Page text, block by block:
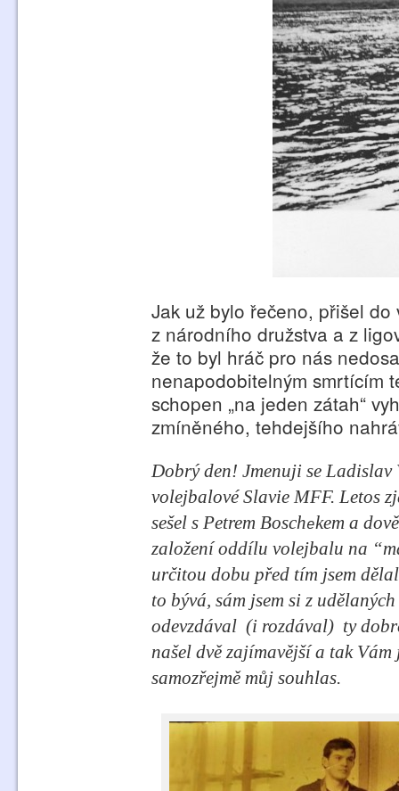
Jak už bylo řečeno, přišel
z národního družstva a z
že to byl hráč pro nás
nenapodobitelným smrtícím
schopen „na jeden zátah“
zmíněného, tehdejšího
Dobrý den! Jmenuji se
volejbalové Slavie MFF. Letos
sešel s Petrem Boschekem a
založení oddílu volejbalu na
určitou dobu před tím jsem
to bývá, sám jsem si z
odevzdával (i rozdával) ty
našel dvě zajímavější a tak
samozřejmě můj souhlas.